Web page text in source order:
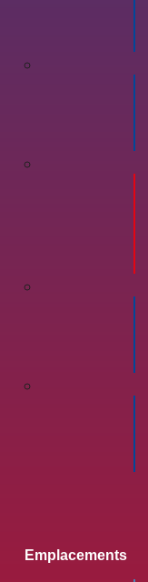
Emplacements